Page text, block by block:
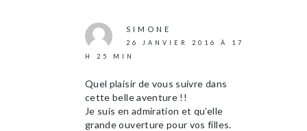
SIMONE
26 JANVIER 2016 À 17
H 25 MIN
Quel plaisir de vous suivre dans
cette belle aventure !!
Je suis en admiration et qu’elle
grande ouverture pour vos filles.